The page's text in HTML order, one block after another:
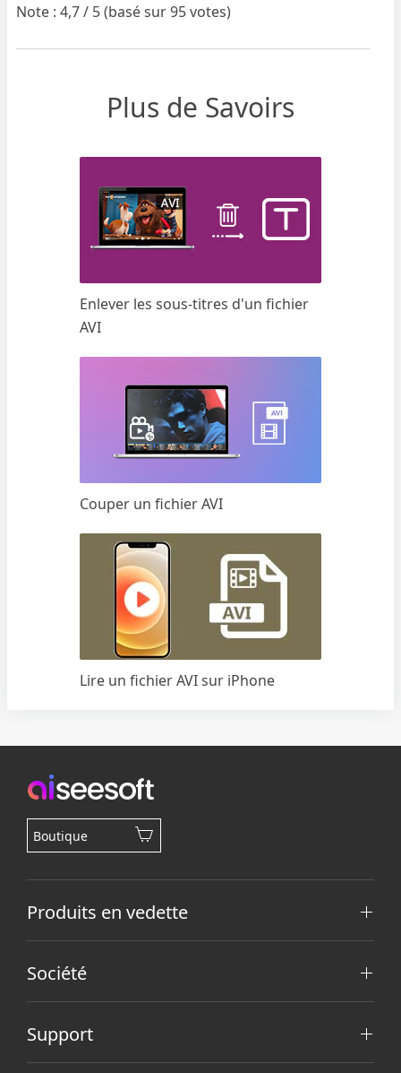
Note : 4,7 / 5 (basé sur 95 votes)
Plus de Savoirs
Enlever les sous-titres d'un fichier
AVI
Couper un fichier AVI
Lire un fichier AVI sur iPhone
Boutique
Produits en vedette
Société
Support